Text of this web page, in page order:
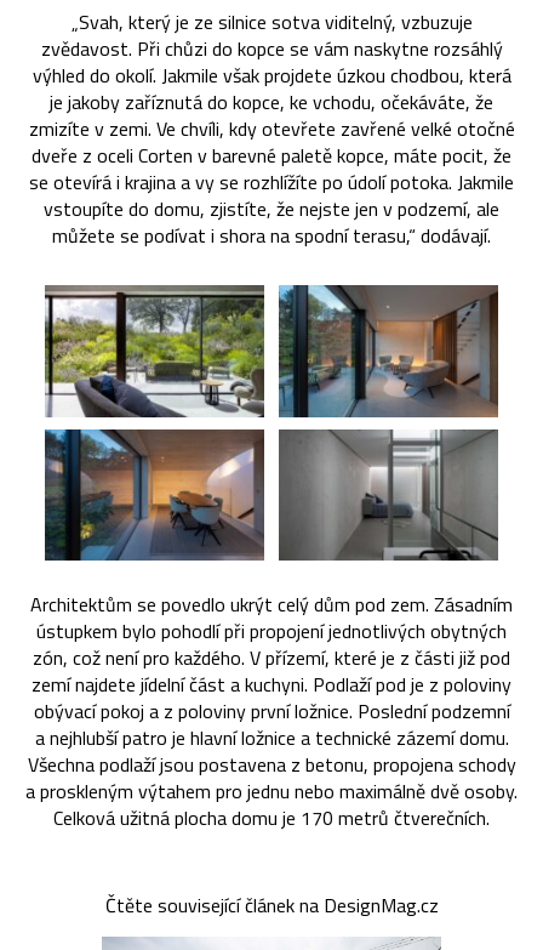
„Svah, který je ze silnice sotva viditelný, vzbuzuje
zvědavost. Při chůzi do kopce se vám naskytne rozsáhlý
výhled do okolí. Jakmile však projdete úzkou chodbou, která
je jakoby zaříznutá do kopce, ke vchodu, očekáváte, že
zmizíte v zemi. Ve chvíli, kdy otevřete zavřené velké otočné
dveře z oceli Corten v barevné paletě kopce, máte pocit, že
se otevírá i krajina a vy se rozhlížíte po údolí potoka. Jakmile
vstoupíte do domu, zjistíte, že nejste jen v podzemí, ale
můžete se podívat i shora na spodní terasu,“ dodávají.
Architektům se povedlo ukrýt celý dům pod zem. Zásadním
ústupkem bylo pohodlí při propojení jednotlivých obytných
zón, což není pro každého. V přízemí, které je z části již pod
zemí najdete jídelní část a kuchyni. Podlaží pod je z poloviny
obývací pokoj a z poloviny první ložnice. Poslední podzemní
a nejhlubší patro je hlavní ložnice a technické zázemí domu.
Všechna podlaží jsou postavena z betonu, propojena schody
a proskleným výtahem pro jednu nebo maximálně dvě osoby.
Celková užitná plocha domu je 170 metrů čtverečních.
Čtěte související článek na DesignMag.cz